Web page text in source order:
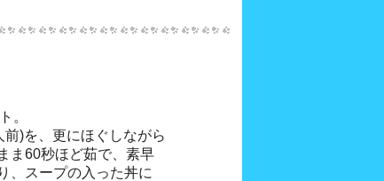
。
)を、更にほぐしながら
ま60秒ほど茹で、素早
、スープの入った丼に